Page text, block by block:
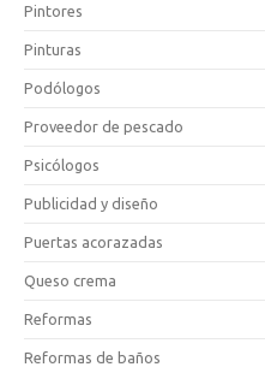
Pintores
Pinturas
Podólogos
Proveedor de pescado
Psicólogos
Publicidad y diseño
Puertas acorazadas
Queso crema
Reformas
Reformas de baños